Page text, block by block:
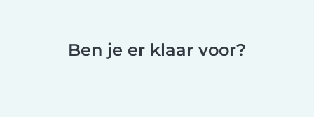
Ben je er klaar voor?